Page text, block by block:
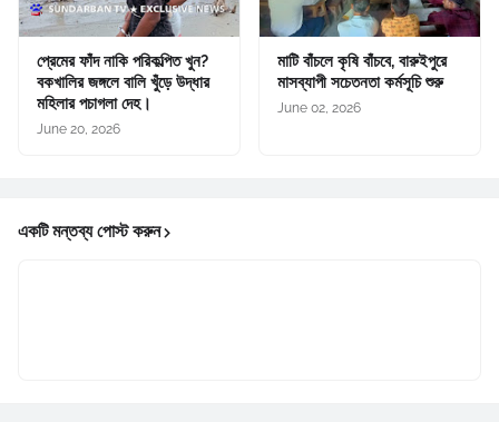
প্রেমের ফাঁদ নাকি পরিকল্পিত খুন?
বকখালির জঙ্গলে বালি খুঁড়ে উদ্ধার
মহিলার পচাগলা দেহ।
June 20, 2026
মাটি বাঁচলে কৃষি বাঁচবে, বারুইপুরে
মাসব্যাপী সচেতনতা কর্মসূচি শুরু
June 02, 2026
একটি মন্তব্য পোস্ট করুন